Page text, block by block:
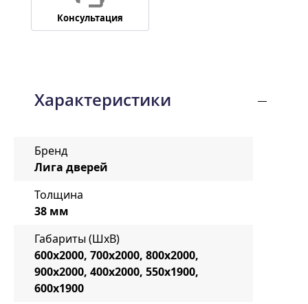
Консультация
Характеристики
Бренд
Лига дверей
Толщина
38 мм
Габариты (ШxВ)
600x2000, 700x2000, 800x2000,
900x2000, 400x2000, 550x1900,
600x1900